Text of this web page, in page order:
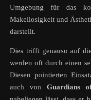
Umgebung für das
Makellosigkeit und
darstellt.
Dies trifft genauso auf
werden oft durch einen
Diesen pointierten
auch von Guardians